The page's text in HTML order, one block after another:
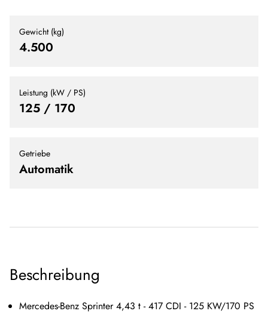
Gewicht (kg)
4.500
Leistung (kW / PS)
125 / 170
Getriebe
Automatik
Beschreibung
Mercedes-Benz Sprinter 4,43 t - 417 CDI - 125 KW/170 PS